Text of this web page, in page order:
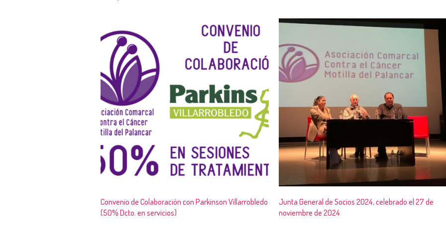
Convenio de Colaboración con Parkinson Villarrobledo
(50% Dcto. en servicios)
Junta General de Socios 2024, celebrado el 27 de
noviembre de 2024